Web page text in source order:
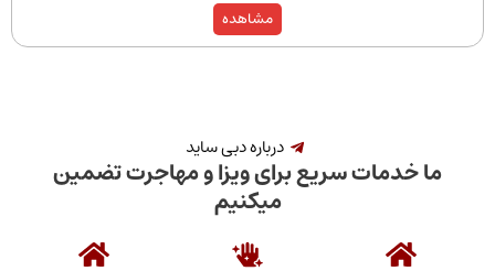
درباره دبی ساید
سریع برای ویزا و مهاجرت تضمین